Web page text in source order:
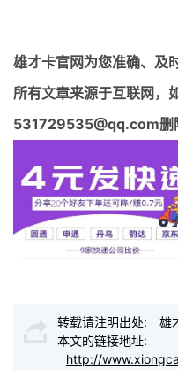
雄才卡官网为您准确、及
所有文章来源于互联网，
531729535@qq.com删
转载请注明出处:
雄
本文的链接地址:
http://